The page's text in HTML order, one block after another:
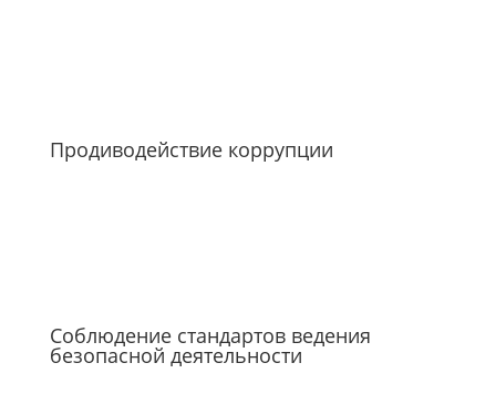
Продиводействие коррупции
Соблюдение стандартов ведения
безопасной деятельности